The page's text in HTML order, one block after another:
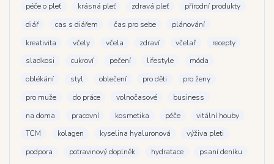
péče o pleť
krásná pleť zdravá pleť
přírodní produkty
diář
cas s diářem čas pro sebe
plánování
kreativita
včely včela zdraví včelař
recepty
sladkosi
cukroví pečení lifestyle
móda
oblékání
styl oblečení pro děti
pro ženy
pro muže
do práce volnočasové
business
na doma
pracovní kosmetika péče
vitální houby
TCM
kolagen kyselina hyaluronová
výživa pleti
podpora
potravinový doplněk hydratace
psaní deníku